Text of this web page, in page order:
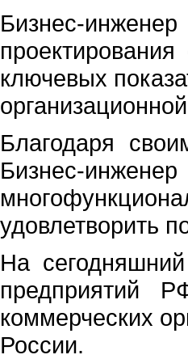
Бизнес-
ключевых
Благодаря
Бизнес-
удовлетворить
На
предприятий
коммерческих
России.